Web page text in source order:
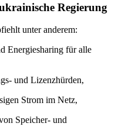
Regierung
unter anderem:
Energiesharing für alle
und Lizenzhürden,
Strom im Netz,
Speicher- und